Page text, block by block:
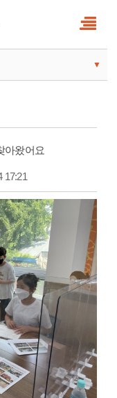
▼
아왔어요
17:21